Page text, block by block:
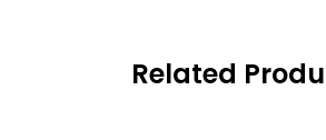
Related